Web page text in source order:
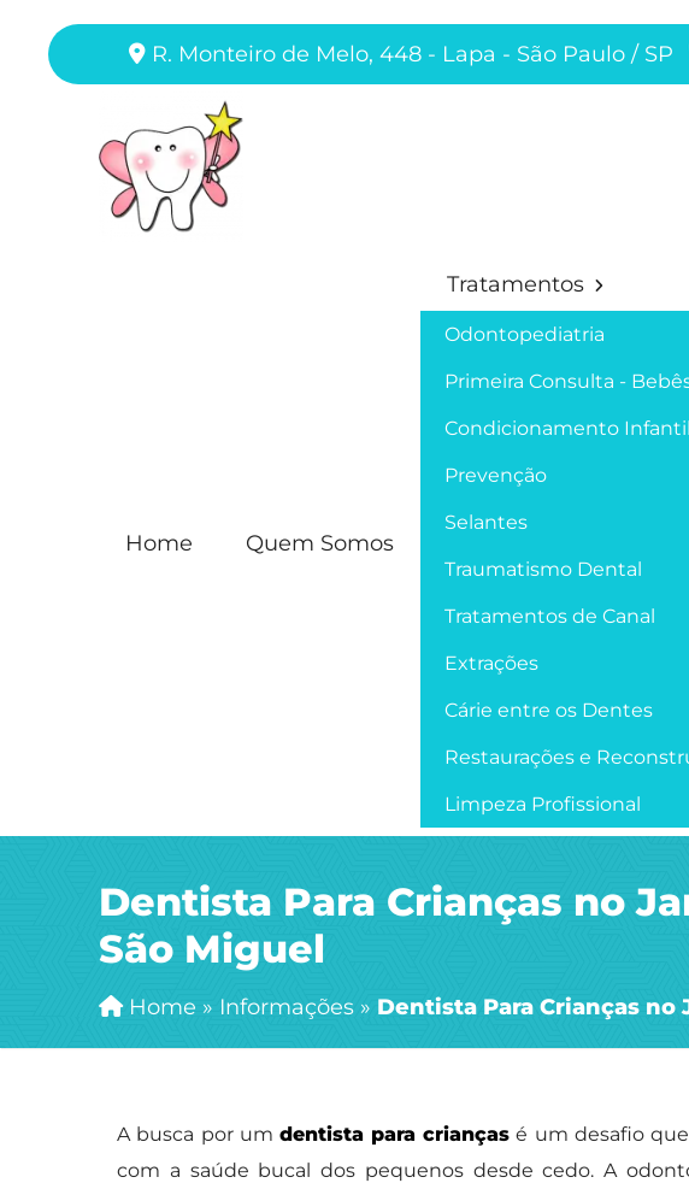
R. Monteiro de Melo, 448 - Lapa - São Paulo / SP
Home Quem Somos
Tratamentos
Odontopediatria
Primeira Consulta -
Condicionamento Infantil
Prevenção
Selantes
Traumatismo Dental
Tratamentos de Canal
Extrações
Cárie entre os Dentes
Restaurações e
Limpeza Profissional
Dentista Para Crianças no
São Miguel
Home » Informações » Dentista Para Crianças no
A busca por um dentista para crianças é um desafio
com a saúde bucal dos pequenos desde cedo. A